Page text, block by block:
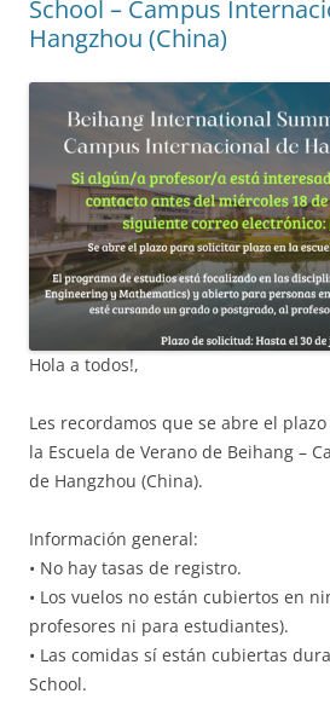
School – Campus
Hangzhou (China)
Hola a todos!,
Les recordamos que se abre el
la Escuela de Verano de Beihang –
de Hangzhou (China).
Información general:
• No hay tasas de registro.
• Los vuelos no están cubiertos en
profesores ni para estudiantes).
• Las comidas sí están cubiertas
School.